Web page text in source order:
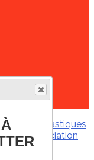
Marfantastiques
l'association